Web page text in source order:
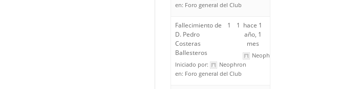
en: Foro general del Club
Fallecimiento de
D. Pedro
Costeras
Ballesteros
Iniciado por:
Neophron
en: Foro general del Club
1 1 hace 1
año, 1
mes
Neophron